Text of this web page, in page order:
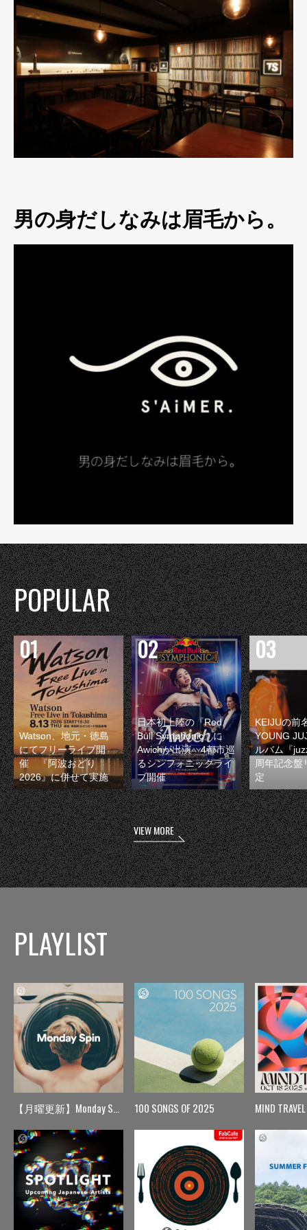
男の身だしなみは眉毛から。
POPULAR
Watson、地元・徳島
にてフリーライブ開
催 『阿波おどり
2026』に併せて実施
日本初上陸の『Red
Bull Symphonic』に
Awichが出演 4都市巡
るシンフォニックライ
ブ開催
KEIJUの前
YOUNG
ルバム『
周年記念盤
定
VIEW MORE
PLAYLIST
【月曜更新】Monday Spin 100 SONGS OF 2025 MIND TRAVEL